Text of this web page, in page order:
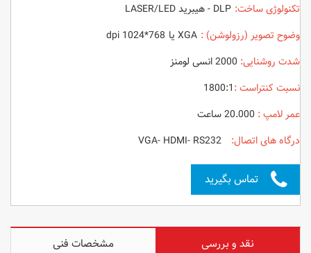
تکنولوژی ساخت:
وضوح تصویر (رزولوشن) :
شدت روشنایی:
نسبت کنتراست :1800:1
عمر لامپ :
درگاه های اتصال:
تماس بگیرید
نقد و بررسی
مشخصات فنی